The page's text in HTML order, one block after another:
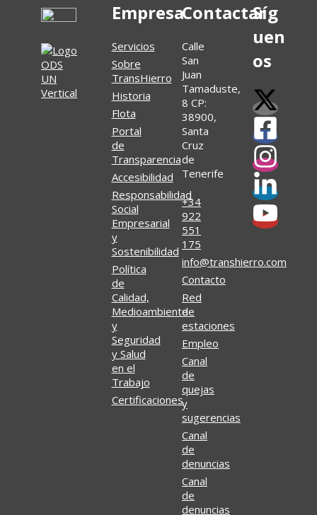
Empresa
Servicios
Sobre
TransHierro
Historia
Flota
Portal
de
Transparencia
Accesibilidad
Responsabilidad
Social
Empresarial
y
Sostenibilidad
Política
de
Calidad,
Medioambiente
y
Seguridad
y Salud
en el
Trabajo
Certificaciones
Contactar
Calle
San
Juan
Tamaduste,
8 CP:
38900,
Santa
Cruz
de
Tenerife
+34
922
551
175
info@transhierro.com
Contacto
Red
de
estaciones
Empleo
Canal
de
quejas
y
sugerencias
Canal
de
denuncias
Canal
de
denuncias
Síg
uen
os